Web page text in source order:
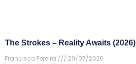
The Strokes – Reality Awaits (2026)
Francisco Pereira
29/07/2026